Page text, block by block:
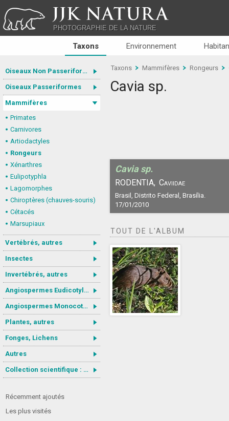
JJK NATURA
PHOTOGRAPHIE DE LA NATURE
Taxons Environnement
Oiseaux Non Passeriformes
Oiseaux Passeriformes
Mammifères
Primates
Carnivores
Artiodactyles
Rongeurs
Xénarthres
Eulipotyphla
Lagomorphes
Chiroptères (chauves-souris)
Cétacés
Marsupiaux
Vertébrés, autres
Insectes
Invertébrés, autres
Angiospermes Eudicotylédones
Angiospermes Monocotylédones
Plantes, autres
Fonges, Lichens
Autres
Collection scientifique : Gastrotricha
Récemment ajoutés
Les plus visités
Taxons Mammifères Rongeurs
Cavia sp.
Cavia sp.
RODENTIA, Caviidae
Brasil, Distrito Federal, Brasília.
17/01/2010
TOUT DE L'ALBUM